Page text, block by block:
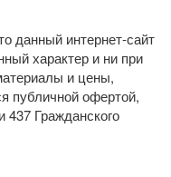
данный интернет-сайт
характер и ни при
и цены,
публичной офертой,
Гражданского